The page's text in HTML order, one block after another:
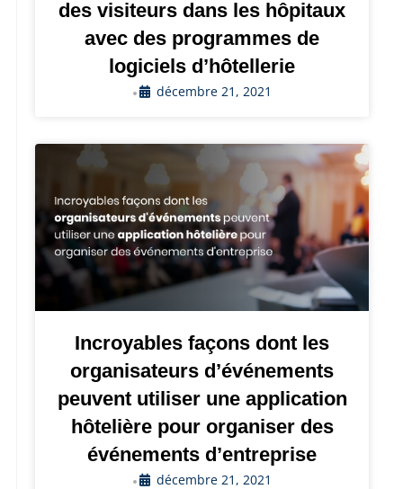
des visiteurs dans les hôpitaux
avec des programmes de
logiciels d’hôtellerie
• décembre 21, 2021
Incroyables façons dont les
organisateurs d’événements
peuvent utiliser une application
hôtelière pour organiser des
événements d’entreprise
• décembre 21, 2021